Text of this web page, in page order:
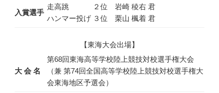
入賞選手
走高跳 ２位 岩崎 稜右 君
ハンマー投げ ３位 栗山 楓着 君
【東海大会出場】
大 会 名
第68回東海高等学校陸上競技対校選手権大会
（兼 第74回全国高等学校陸上競技対校選手権大
会東海地区予選会）